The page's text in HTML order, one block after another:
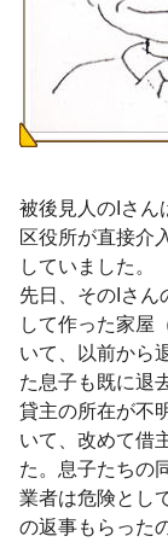
被後見人のIさん
区役所が直接介
していました。
先日、そのIさん
して作った家屋
いて、以前から
た息子も既に退
貸主の所在が不
いて、改めて借
た。息子たちの
業者は危険とし
の返事もらった